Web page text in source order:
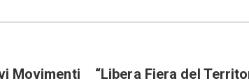
Movimenti
“Libera Fiera del